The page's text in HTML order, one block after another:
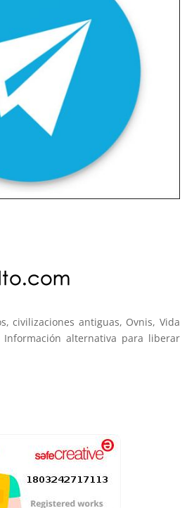
civilizaciones antiguas, Ovnis, Vida
Información alternativa para liberar